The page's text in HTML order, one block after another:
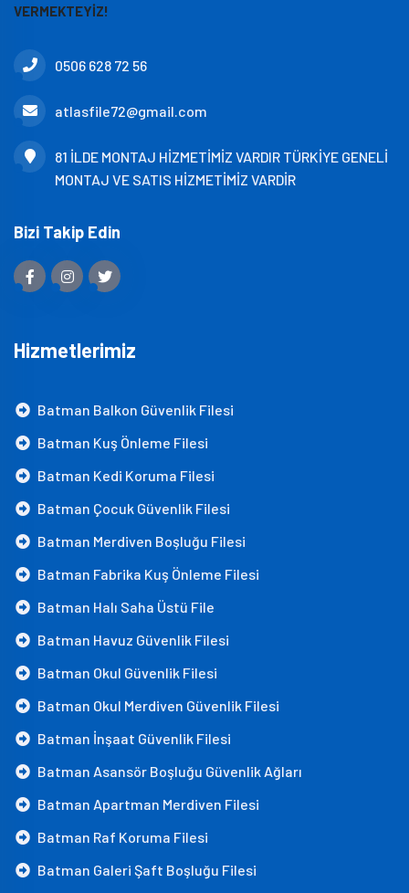
VERMEKTEYİZ!
0506 628 72 56
atlasfile72@gmail.com
81 İLDE MONTAJ HİZMETİMİZ VARDIR TÜRKİYE GENELİ
MONTAJ VE SATIS HİZMETİMİZ VARDİR
Bizi Takip Edin
Hizmetlerimiz
Batman Balkon Güvenlik Filesi
Batman Kuş Önleme Filesi
Batman Kedi Koruma Filesi
Batman Çocuk Güvenlik Filesi
Batman Merdiven Boşluğu Filesi
Batman Fabrika Kuş Önleme Filesi
Batman Halı Saha Üstü File
Batman Havuz Güvenlik Filesi
Batman Okul Güvenlik Filesi
Batman Okul Merdiven Güvenlik Filesi
Batman İnşaat Güvenlik Filesi
Batman Asansör Boşluğu Güvenlik Ağları
Batman Apartman Merdiven Filesi
Batman Raf Koruma Filesi
Batman Galeri Şaft Boşluğu Filesi